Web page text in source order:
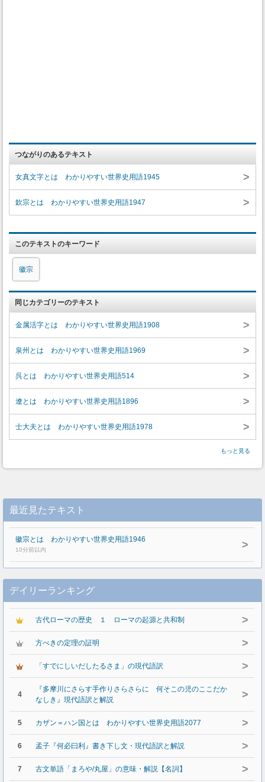
つながりのあるテキスト
女真文字とは わかりやすい世界史用語1945 >
欽宗とは わかりやすい世界史用語1947 >
このテキストのキーワード
徽宗
同じカテゴリーのテキスト
金属活字とは わかりやすい世界史用語1908 >
泉州とは わかりやすい世界史用語1969 >
呉とは わかりやすい世界史用語514 >
遼とは わかりやすい世界史用語1896 >
士大夫とは わかりやすい世界史用語1978 >
もっと見る
最近見たテキスト
徽宗とは わかりやすい世界史用語1946
10分前以内 >
デイリーランキング
古代ローマの歴史 １ ローマの起源と共和制 >
方べきの定理の証明 >
「すでにしいだしたるさま」の現代語訳 >
4
『多摩川にさらす手作りさらさらに 何そこの児のここだか
なしき』現代語訳と解説
>
5 カザン＝ハン国とは わかりやすい世界史用語2077 >
6 孟子『何必曰利』書き下し文・現代語訳と解説 >
7 古文単語「まろや/丸屋」の意味・解説【名詞】 >